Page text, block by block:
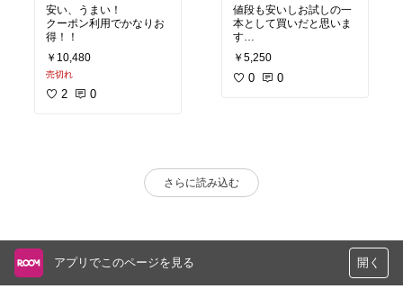
安い、うまい！
クーポン利用でかなりお
得！！
￥10,480
売切れ
2 0
値段も安いしお試しの一
本として買いだと思いま
す
メガネの上からもかけれ
るので便利！
￥5,250
0 0
さらに読み込む
アプリでこのページを見る 開く